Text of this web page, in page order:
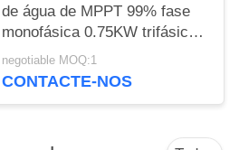
de água de MPPT 99% fase
monofásica 0.75KW trifásico -
710KW
negotiable MOQ:1
CONTACTE-NOS